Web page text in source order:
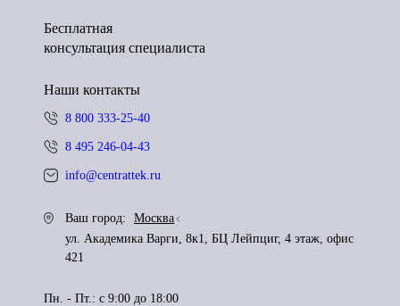
Бесплатная
консультация специалиста
Наши контакты
8 800 333-25-40
8 495 246-04-43
info@centrattek.ru
Ваш город:
Москва
ул. Академика Варги, 8к1, БЦ Лейпциг, 4 этаж, офис
421
Пн. - Пт.: с 9:00 до 18:00